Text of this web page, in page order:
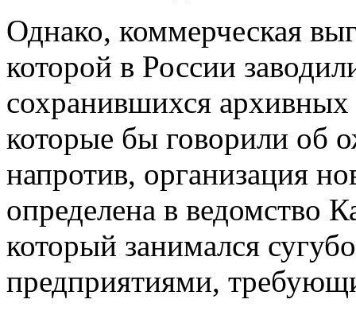
Однако, коммерческая
которой в России
сохранившихся
которые бы говорили об
напротив, организация
определена в ведомство
который занимался
предприятиями,